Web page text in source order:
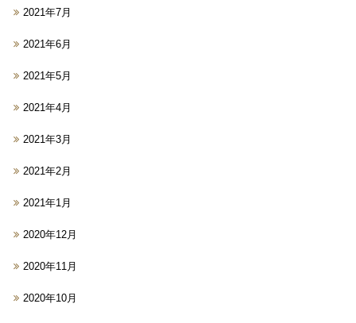
2021年7月
2021年6月
2021年5月
2021年4月
2021年3月
2021年2月
2021年1月
2020年12月
2020年11月
2020年10月